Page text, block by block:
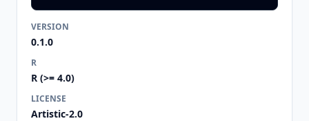
VERSION
0.1.0
R
R (>= 4.0)
LICENSE
Artistic-2.0